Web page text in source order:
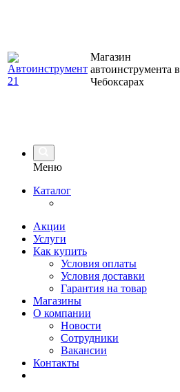
Магазин
автоинструмента в
Чебоксарах
Меню
Каталог
Акции
Услуги
Как купить
Условия оплаты
Условия доставки
Гарантия на товар
Магазины
О компании
Новости
Сотрудники
Вакансии
Контакты